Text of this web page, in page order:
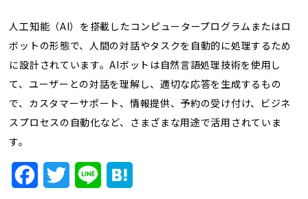
動画コーナー
支援実績
トレンド用語集
人工知能（AI）を搭載したコンピュータープログラムまたはロ
ボットの形態で、人間の対話やタスクを自動的に処理するため
に設計されています。AIボットは自然言語処理技術を使用し
て、ユーザーとの対話を理解し、適切な応答を生成するもの
で、カスタマーサポート、情報提供、予約の受け付け、ビジネ
スプロセスの自動化など、さまざまな用途で活用されていま
す。
FacebookTwitter Line